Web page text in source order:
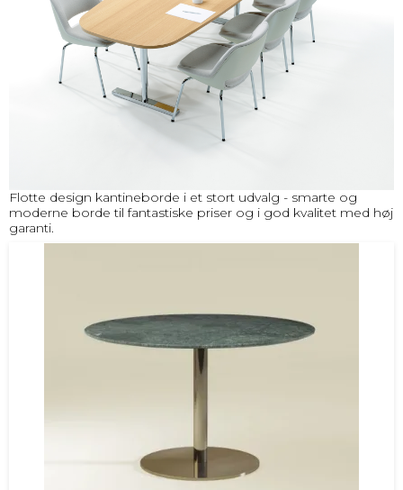
Flotte design kantineborde i et stort udvalg - smarte og
moderne borde til fantastiske priser og i god kvalitet med høj
garanti.